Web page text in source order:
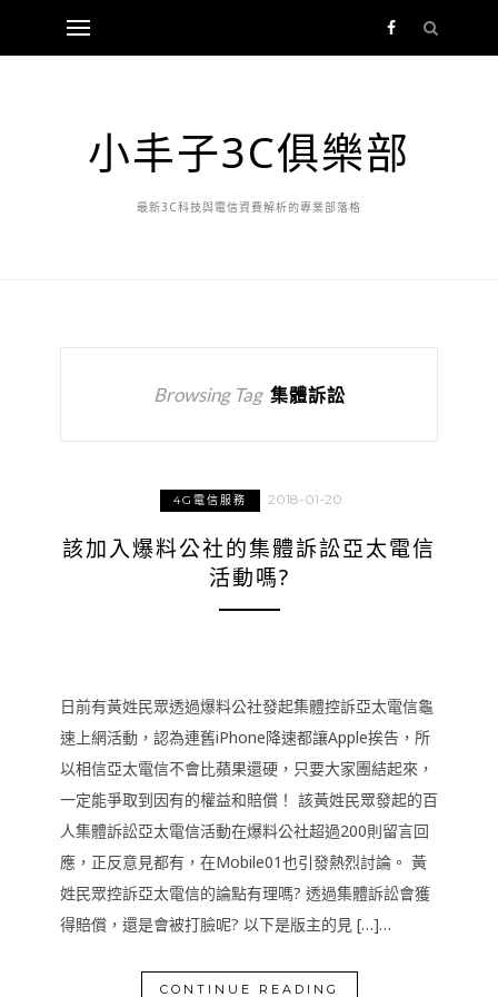
小丰子3C俱樂部
最新3C科技與電信資費解析的專業部落格
Browsing Tag 集體訴訟
4G電信服務 2018-01-20
該加入爆料公社的集體訴訟亞太電信
活動嗎?
日前有黃姓民眾透過爆料公社發起集體控訴亞太電信龜
速上網活動，認為連舊iPhone降速都讓Apple挨告，所
以相信亞太電信不會比蘋果還硬，只要大家團結起來，
一定能爭取到因有的權益和賠償！ 該黃姓民眾發起的百
人集體訴訟亞太電信活動在爆料公社超過200則留言回
應，正反意見都有，在Mobile01也引發熱烈討論。 黃
姓民眾控訴亞太電信的論點有理嗎? 透過集體訴訟會獲
得賠償，還是會被打臉呢? 以下是版主的見 […]…
CONTINUE READING